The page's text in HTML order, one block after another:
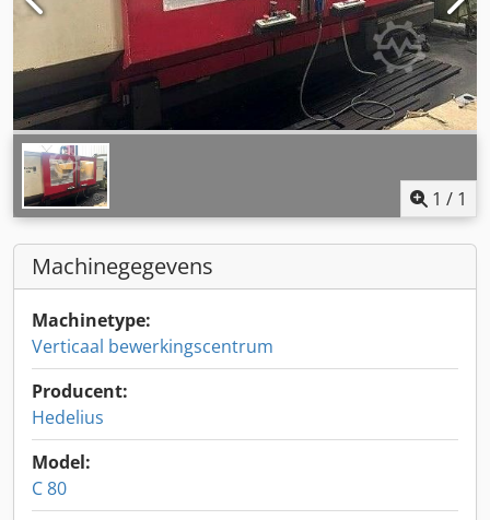
1 / 1
Machinegegevens
Machinetype:
Verticaal bewerkingscentrum
Producent:
Hedelius
Model:
C 80